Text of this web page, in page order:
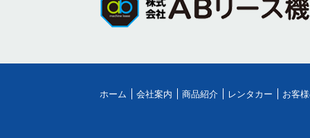
ホーム 会社案内 商品紹介 レンタカー お客